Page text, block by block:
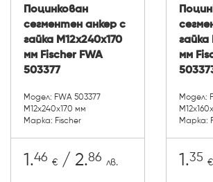
Поцинкован
сегментен анкер с
гайка М12х240х170
мм Fischer FWA
503377
Модел: FWA 503377
М12х240х170 мм
Марка: Fischer
1.46 € / 2.86 лв.
гайка
мм
Модел:
Марка:
1.35 €